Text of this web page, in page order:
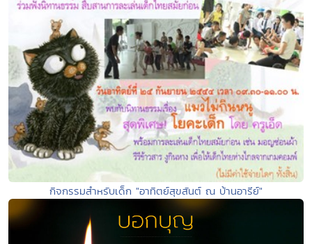
กิจกรรมสำหรับเด็ก "อาทิตย์สุขสันต์ ณ บ้านอารีย์"